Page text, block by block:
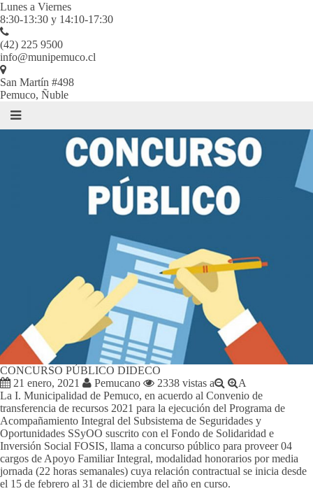
Lunes a Viernes
8:30-13:30 y 14:10-17:30
(42) 225 9500
info@munipemuco.cl
San Martín #498
Pemuco, Ñuble
CONCURSO PÚBLICO DIDECO
21 enero, 2021
Pemucano 2338 vistas a
A
La I. Municipalidad de Pemuco, en acuerdo al Convenio de
transferencia de recursos 2021 para la ejecución del Programa de
Acompañamiento Integral del Subsistema de Seguridades y
Oportunidades SSyOO suscrito con el Fondo de Solidaridad e
Inversión Social FOSIS, llama a concurso público para proveer 04
cargos de Apoyo Familiar Integral, modalidad honorarios por media
jornada (22 horas semanales) cuya relación contractual se inicia desde
el 15 de febrero al 31 de diciembre del año en curso.